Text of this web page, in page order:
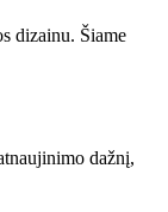
dizainu. Šiame
dažnį,